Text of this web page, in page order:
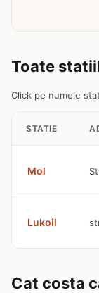
Toate
Click pe numele
STATIE
Mol
Lukoil
Cat costa